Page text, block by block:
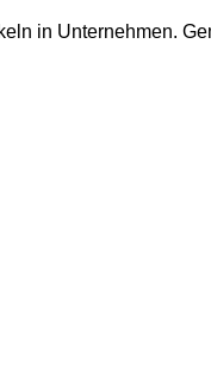
in Unternehmen.